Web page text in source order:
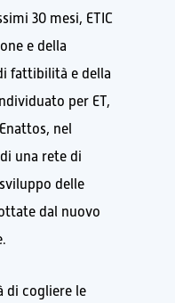
30 mesi, ETIC
e della
fattibilità e della
per ET,
nel
una rete di
delle
dal nuovo
di cogliere le